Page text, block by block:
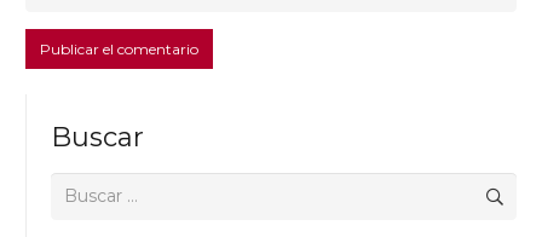
Publicar el comentario
Buscar
Buscar: